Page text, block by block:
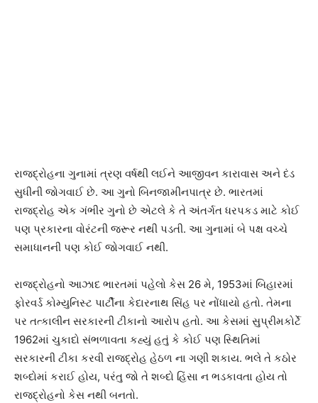
રાજદ્રોહના ગુનામાં ત્રણ વર્ષથી લઈને આજીવન કારાવાસ અને દંડ
સુધીની જોગવાઈ છે. આ ગુનો બિનજામીનપાત્ર છે. ભારતમાં
રાજદ્રોહ એક ગંભીર ગુનો છે એટલે કે તે અંતર્ગત ધરપકડ માટે કોઈ
પણ પ્રકારના વોરંટની જરૂર નથી પડતી. આ ગુનામાં બે પક્ષ વચ્ચે
સમાધાનની પણ કોઈ જોગવાઈ નથી.
રાજદ્રોહનો આઝાદ ભારતમાં પહેલો કેસ 26 મે, 1953માં બિહારમાં
ફોરવર્ડ કોમ્યુનિસ્ટ પાર્ટીના કેદારનાથ સિંહ પર નોંધાયો હતો. તેમના
પર તત્કાલીન સરકારની ટીકાનો આરોપ હતો. આ કેસમાં સુપ્રીમકોર્ટે
1962માં ચુકાદો સંભળાવતા કહ્યું હતું કે કોઈ પણ સ્થિતિમાં
સરકારની ટીકા કરવી રાજદ્રોહ હેઠળ ના ગણી શકાય. ભલે તે કઠોર
શબ્દોમાં કરાઈ હોય, પરંતુ જો તે શબ્દો હિંસા ન ભડકાવતા હોય તો
રાજદ્રોહનો કેસ નથી બનતો.